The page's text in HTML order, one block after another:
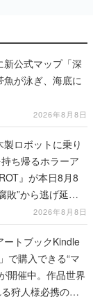
新公式マップ「深
が泳ぎ、海底に
2026年8月8日
製ロボットに乗り
ち帰るホラーア
』が本日8月8
敗”から逃げ延
2026年8月8日
ートブックKindle
で購入できる“マ
開催中。作品世界
狩人様必携の一